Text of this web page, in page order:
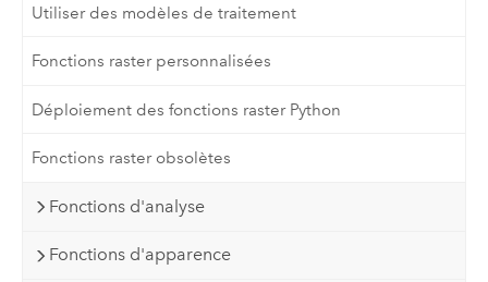
Utiliser des modèles de traitement
Fonctions raster personnalisées
Déploiement des fonctions raster Python
Fonctions raster obsolètes
Fonctions d'analyse
Fonctions d'apparence